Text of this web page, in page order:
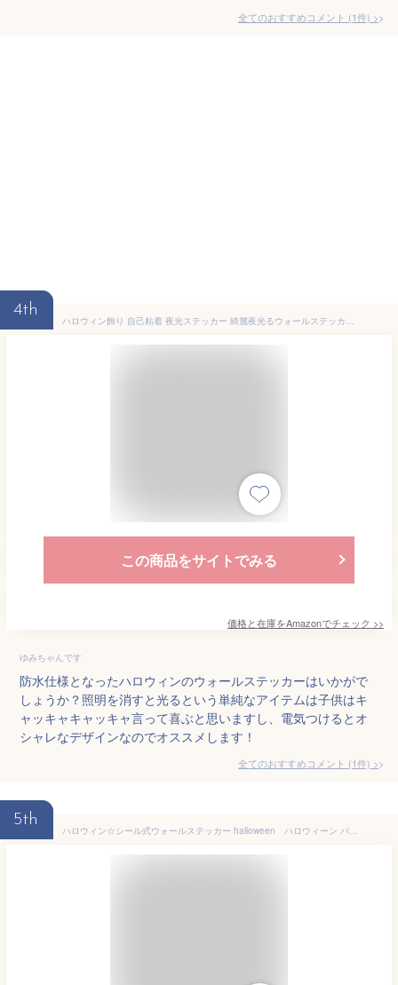
全てのおすすめコメント (1件) >
4th
ハロウィン飾り 自己粘着 夜光ステッカー 綺麗夜光るウォールステッカー 壁紙 蛍光シール 光るシール 雰囲気作り 部屋飾り 蓄光 光る 取り外し可能 ハロウィンキャラクター満載 お化け屋敷 KTV バー 飾り 防水加工 (おばけ)
この商品をサイトでみる
価格と在庫をAmazonでチェック >>
ゆみちゃんです
防水仕様となったハロウィンのウォールステッカーはいかがで
しょうか？照明を消すと光るという単純なアイテムは子供はキ
ャッキャキャッキャ言って喜ぶと思いますし、電気つけるとオ
シャレなデザインなのでオススメします！
全てのおすすめコメント (1件) >
5th
ハロウィン☆シール式ウォールステッカー halloween ハロウィーン パーティ 文字 魔女 お菓子 60×60cm 017427 Halloween ハロウィン ハロウィーン おばけ かわいい